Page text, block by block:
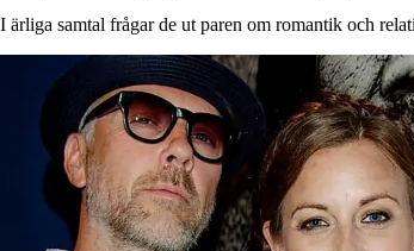
I ärliga samtal frågar de ut paren om romantik och